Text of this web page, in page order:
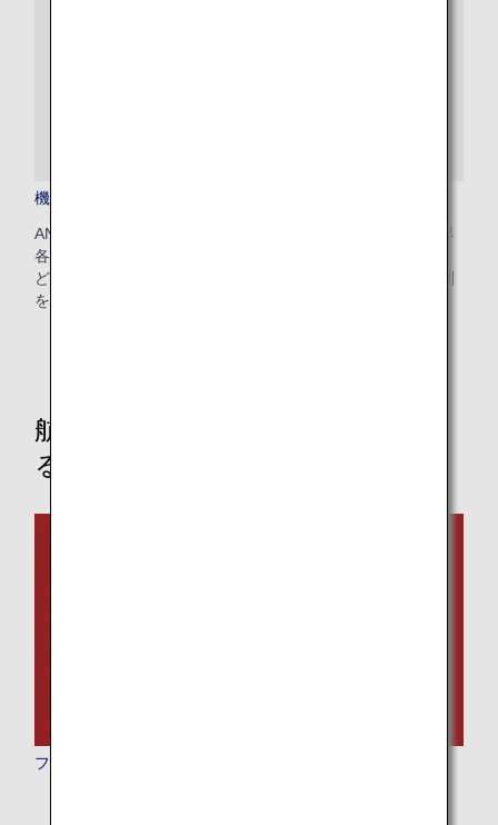
機内の医療支援
ANAでは、お客様に安心してご搭乗いただけるように、世界
各国の医療関係者と24時間連絡のとれる体制を整備するな
ど、機内で医療行為を必要とするお客さまへのサポート体制
を整えています。
航空機および機内サービスに関す
る情報
ファーストクラス